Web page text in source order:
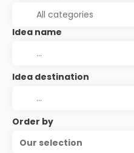
Idea name
Idea destination
Order by
Our selection